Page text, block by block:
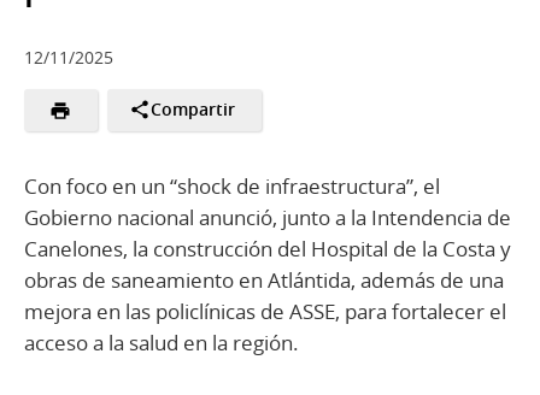
12/11/2025
Compartir
Con foco en un “shock de infraestructura”, el
Gobierno nacional anunció, junto a la Intendencia de
Canelones, la construcción del Hospital de la Costa y
obras de saneamiento en Atlántida, además de una
mejora en las policlínicas de ASSE, para fortalecer el
acceso a la salud en la región.